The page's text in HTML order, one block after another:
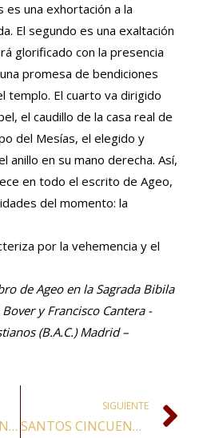
es una exhortación a la
El segundo es una exaltación
glorificado con la presencia
promesa de bendiciones
templo. El cuarto va dirigido
el caudillo de la casa real de
del Mesías, el elegido y
anillo en su mano derecha. Así,
en todo el escrito de Ageo,
del momento: la
por la vehemencia y el
de Ageo en la Sagrada Bibila
y Francisco Cantera -
(B.A.C.) Madrid –
NOVENA DE AGUINALDOS
SIGUIENTE
SANTOS CINCUENTA SOLDADOS, MÁRTIRES